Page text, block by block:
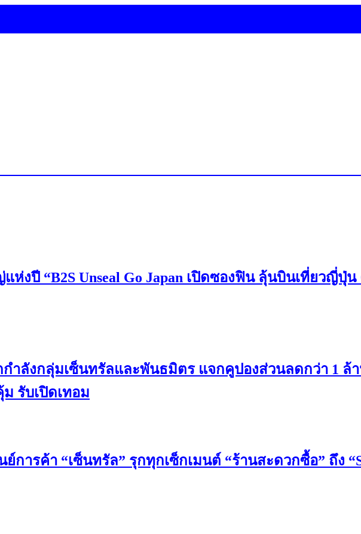
ห่งปี “B2S Unseal Go Japan เปิดซองฟิน ลุ้นบินเที่ยวญี่ปุ่น
กกำลังกลุ่มเซ็นทรัลและพันธมิตร แจกคูปองส่วนลดกว่า 1 ล้
รับเปิดเทอม
การค้า “เซ็นทรัล” รุกทุกเซ็กเมนต์ “ร้านสะดวกซื้อ” ถึง